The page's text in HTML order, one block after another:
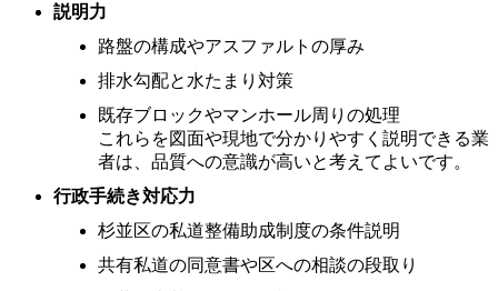
説明力
路盤の構成やアスファルトの厚み
排水勾配と水たまり対策
既存ブロックやマンホール周りの処理
これらを図面や現地で分かりやすく説明できる業
者は、品質への意識が高いと考えてよいです。
行政手続き対応力
杉並区の私道整備助成制度の条件説明
共有私道の同意書や区への相談の段取り